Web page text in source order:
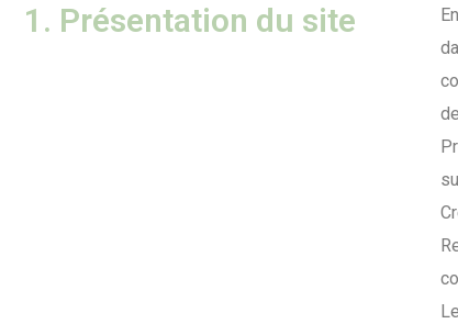
1. Présentation du site